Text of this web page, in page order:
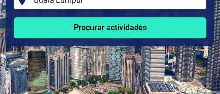
Procurar actividades